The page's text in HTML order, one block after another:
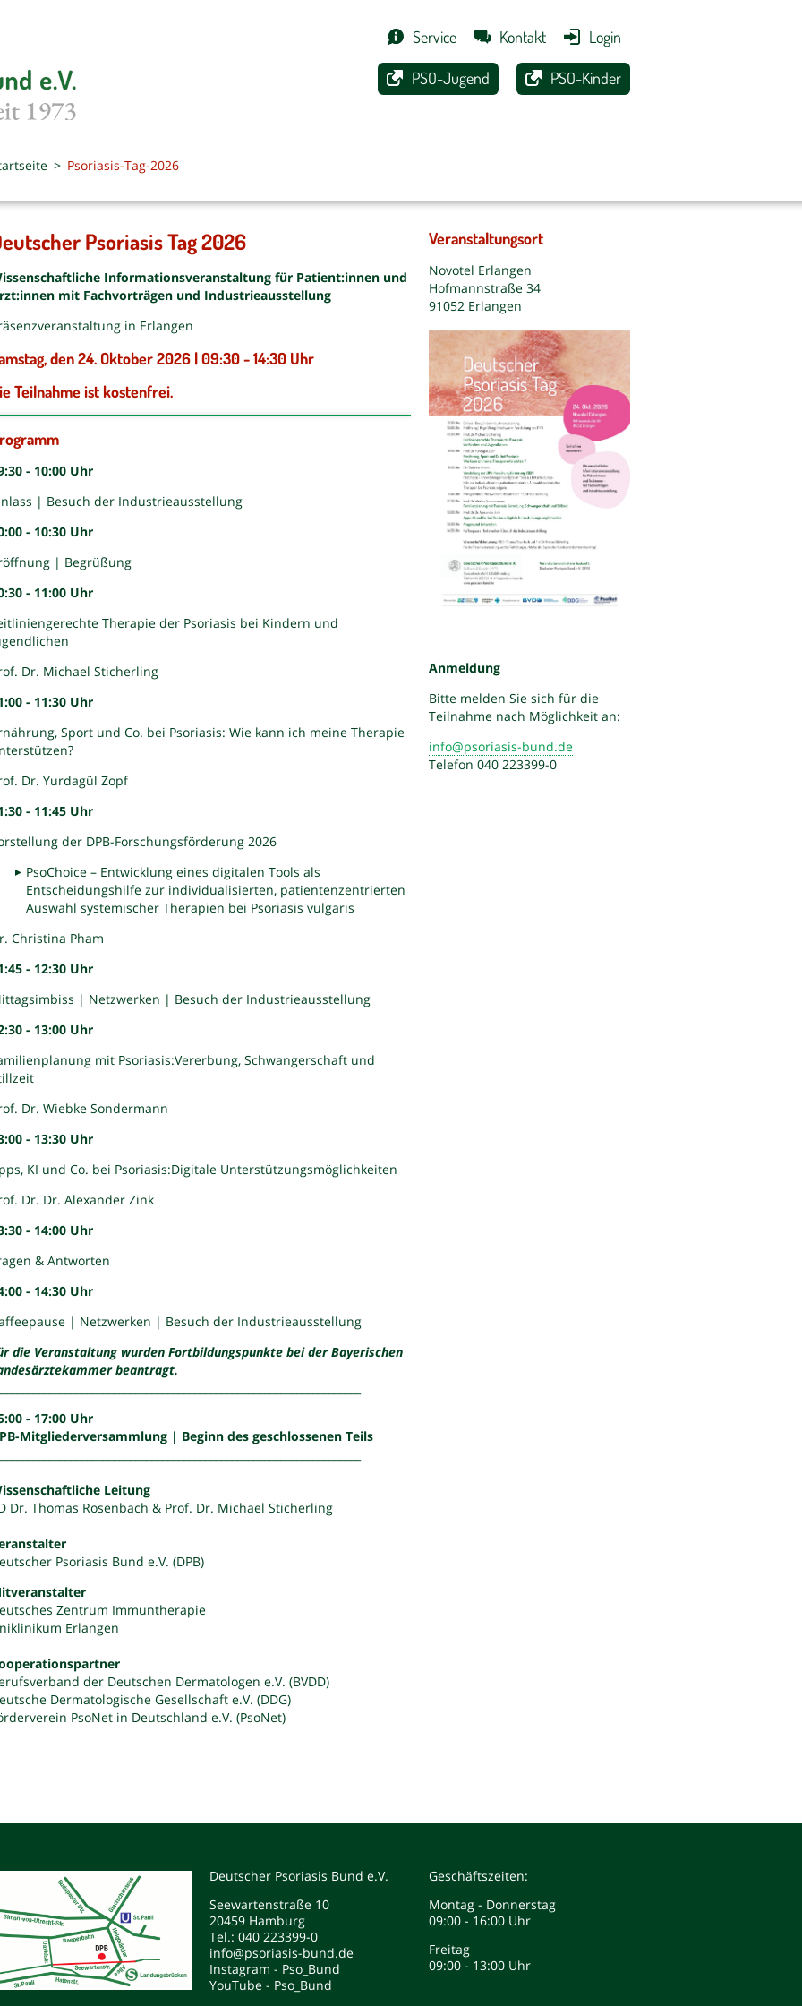
Service Kontakt Login
PSO-Jugend PSO-Kinder
Psoriasis-Tag-2026
Psoriasis Tag 2026
Informationsveranstaltung für Patient:innen und
mit Fachvorträgen und Industrieausstellung
in Erlangen
den 24. Oktober 2026 | 09:30 - 14:30 Uhr
Teilnahme ist kostenfrei.
- 10:00 Uhr
| Besuch der Industrieausstellung
- 10:30 Uhr
| Begrüßung
- 11:00 Uhr
Therapie der Psoriasis bei Kindern und
Dr. Michael Sticherling
- 11:30 Uhr
Sport und Co. bei Psoriasis: Wie kann ich meine Therapie
Dr. Yurdagül Zopf
- 11:45 Uhr
der DPB-Forschungsförderung 2026
PsoChoice – Entwicklung eines digitalen Tools als
Entscheidungshilfe zur individualisierten, patientenzentrierten
Auswahl systemischer Therapien bei Psoriasis vulgaris
Christina Pham
- 12:30 Uhr
| Netzwerken | Besuch der Industrieausstellung
- 13:00 Uhr
mit Psoriasis:Vererbung, Schwangerschaft und
Dr. Wiebke Sondermann
- 13:30 Uhr
KI und Co. bei Psoriasis:Digitale Unterstützungsmöglichkeiten
Dr. Dr. Alexander Zink
- 14:00 Uhr
& Antworten
- 14:30 Uhr
| Netzwerken | Besuch der Industrieausstellung
die Veranstaltung wurden Fortbildungspunkte bei der Bayerischen
beantragt.
- 17:00 Uhr
Mitgliederversammlung | Beginn des geschlossenen Teils
Leitung
Dr. Thomas Rosenbach & Prof. Dr. Michael Sticherling
Psoriasis Bund e.V. (DPB)
Zentrum Immuntherapie
Erlangen
der Deutschen Dermatologen e.V. (BVDD)
Dermatologische Gesellschaft e.V. (DDG)
PsoNet in Deutschland e.V. (PsoNet)
Veranstaltungsort
Novotel Erlangen
Hofmannstraße 34
91052 Erlangen
Anmeldung
Bitte melden Sie sich für die
Teilnahme nach Möglichkeit an:
info@psoriasis-bund.de
Telefon 040 223399-0
Deutscher Psoriasis Bund e.V.
Seewartenstraße 10
20459 Hamburg
Tel.: 040 223399-0
info@psoriasis-bund.de
Instagram - Pso_Bund
YouTube - Pso_Bund
Geschäftszeiten:
Montag - Donnerstag
09:00 - 16:00 Uhr
Freitag
09:00 - 13:00 Uhr